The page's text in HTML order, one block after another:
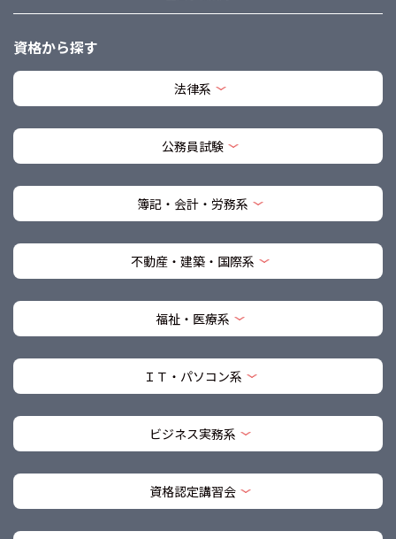
資格から探す
法律系
公務員試験
簿記・会計・労務系
不動産・建築・国際系
福祉・医療系
ＩＴ・パソコン系
ビジネス実務系
資格認定講習会